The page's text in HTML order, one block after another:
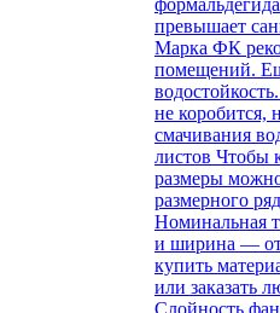
превышает
Марка ФК
помещений.
не коробится,
смачивания
листов Чтобы
размеры
размерного
Номинальная
и ширина —
купить
или заказать
Слойность